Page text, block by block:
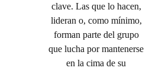
clave. Las que lo hacen,
lideran o, como mínimo,
forman parte del grupo
que lucha por mantenerse
en la cima de su